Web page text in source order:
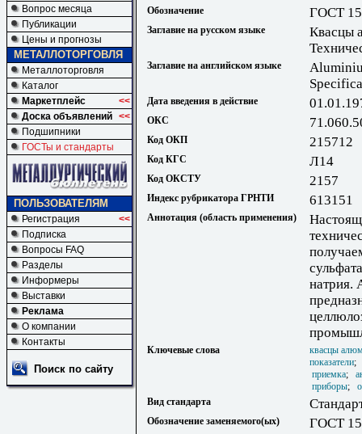
Вопрос месяца
Публикации
Цены и прогнозы
МЕТАЛЛОТОРГОВЛЯ
Металлоторговля
Каталог
Маркетплейс
<<
Доска объявлений <<
Подшипники
ГОСТы и стандарты
ПОЛЬЗОВАТЕЛЯМ
Регистрация
<<
Подписка
Вопросы FAQ
Разделы
Информеры
Выставки
Реклама
О компании
Контакты
Поиск по сайту
Обозначение ГОСТ
Заглавие на русском языке
Квасцы
Заглавие на английском языке
Дата введения в действие
ОКС
Код ОКП 215712
Код КГС Л14
Код ОКСТУ 2157
Индекс рубрикатора ГРНТИ 613151
Аннотация (область применения)
натрия.
Ключевые слова
квасцы
показатели
приемка;
приборы;
Вид стандарта
Обозначение заменяемого(ых) ГОСТ